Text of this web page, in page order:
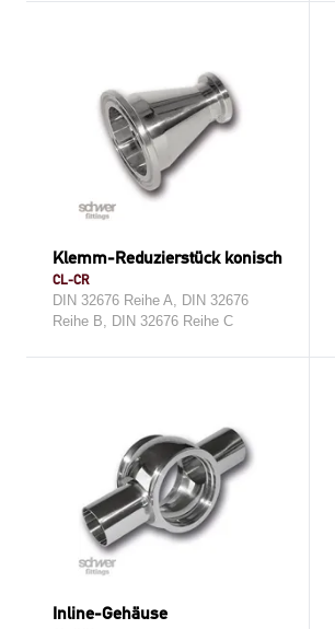
Klemm-Reduzierstück konisch
CL-CR
DIN 32676 Reihe A, DIN 32676
Reihe B, DIN 32676 Reihe C
Inline-Gehäuse